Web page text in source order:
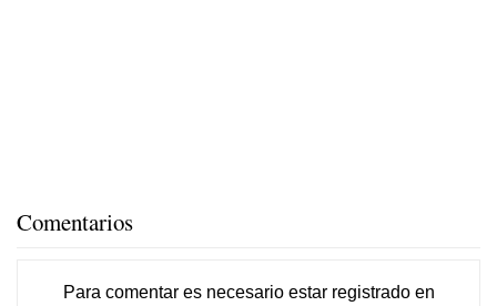
Comentarios
Para comentar es necesario estar registradoen